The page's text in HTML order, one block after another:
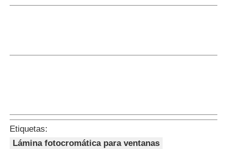
Etiquetas:
Lámina fotocromática para ventanas